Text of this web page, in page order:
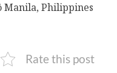
Manila, Philippines
Rate this post